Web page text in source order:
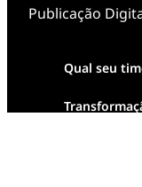
Publicação
Qual seu